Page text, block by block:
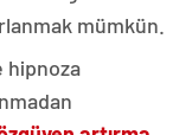
mümkün.
hipnoza